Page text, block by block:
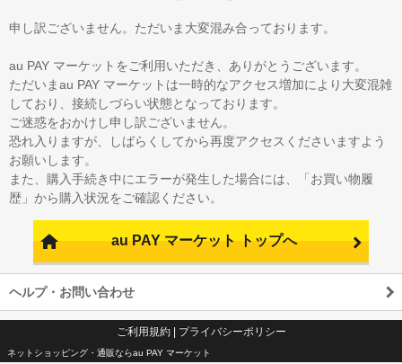
申し訳ございません。ただいま大変混み合っております。
au PAY マーケットをご利用いただき、ありがとうございます。
ただいまau PAY マーケットは一時的なアクセス増加により大変混雑
しており、接続しづらい状態となっております。
ご迷惑をおかけし申し訳ございません。
恐れ入りますが、しばらくしてから再度アクセスくださいますよう
お願いします。
また、購入手続き中にエラーが発生した場合には、「お買い物履
歴」から購入状況をご確認ください。
au PAY マーケット トップへ
ヘルプ・お問い合わせ
ご利用規約| プライバシーポリシー
ネットショッピング・通販ならau PAY マーケット